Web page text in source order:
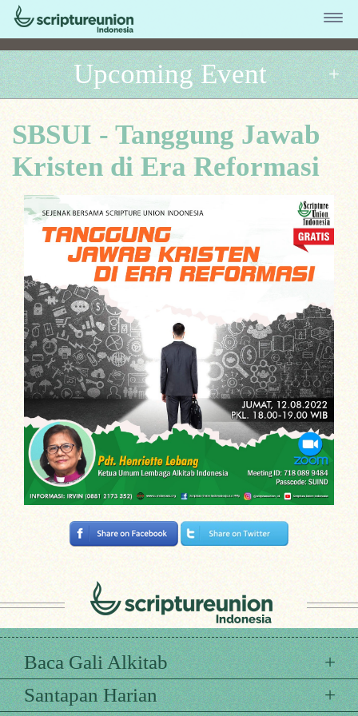
Upcoming Event
SBSUI - Tanggung Jawab
Kristen di Era Reformasi
Baca Gali Alkitab
Santapan Harian